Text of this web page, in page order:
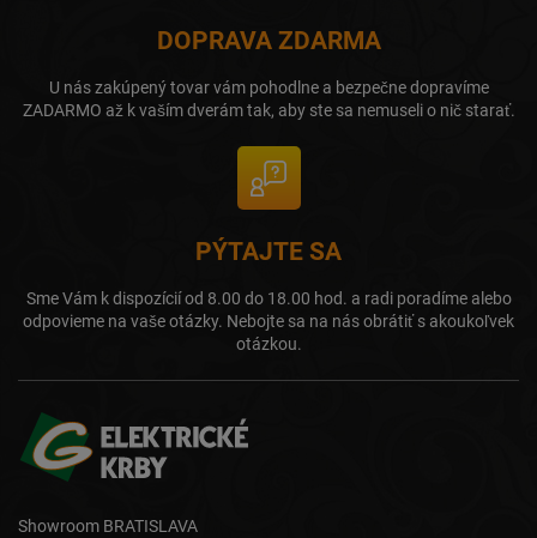
DOPRAVA ZDARMA
U nás zakúpený tovar vám pohodlne a bezpečne dopravíme
ZADARMO až k vaším dverám tak, aby ste sa nemuseli o nič starať.
PÝTAJTE SA
Sme Vám k dispozícií od 8.00 do 18.00 hod. a radi poradíme alebo
odpovieme na vaše otázky. Nebojte sa na nás obrátiť s akoukoľvek
otázkou.
Showroom BRATISLAVA